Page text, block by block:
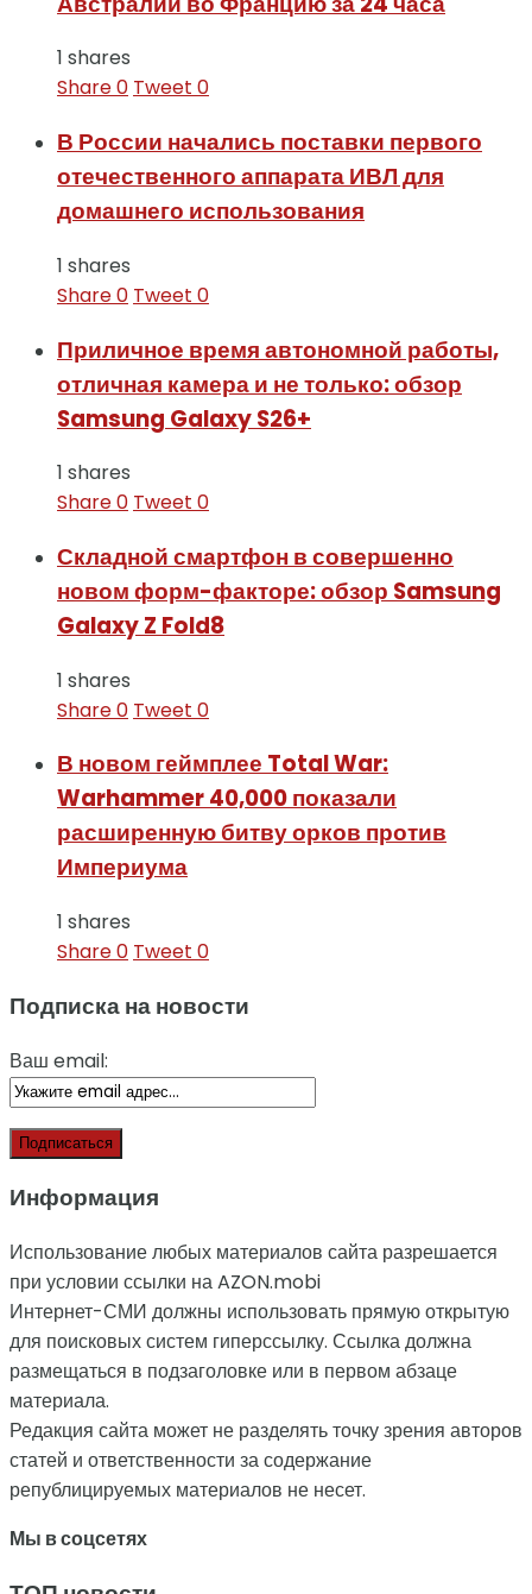
1 shares
Share0 Tweet 0
В России начались поставки первого
отечественного аппарата ИВЛ для
домашнего использования
1 shares
Share0 Tweet 0
Приличное время автономной работы,
отличная камера и не только: обзор
Samsung Galaxy S26+
1 shares
Share0 Tweet 0
Складной смартфон в совершенно
новом форм-факторе: обзор Samsung
Galaxy Z Fold8
1 shares
Share0 Tweet 0
В новом геймплее Total War:
Warhammer 40,000 показали
расширенную битву орков против
Империума
1 shares
Share0 Tweet 0
Подписка на новости
Ваш email:
Информация
Использование любых материалов сайта разрешается
при условии ссылки на AZON.mobi
Интернет-СМИ должны использовать прямую открытую
для поисковых систем гиперссылку. Ссылка должна
размещаться в подзаголовке или в первом абзаце
материала.
Редакция сайта может не разделять точку зрения авторов
статей и ответственности за содержание
републицируемых материалов не несет.
Мы в соцсетях